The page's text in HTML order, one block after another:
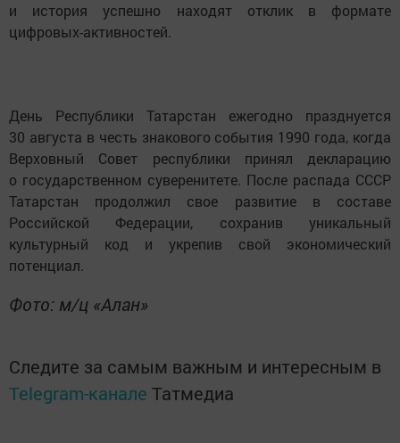
и история успешно находят отклик в формате
цифровых-активностей.
День Республики Татарстан ежегодно празднуется
30 августа в честь знакового события 1990 года, когда
Верховный Совет республики принял декларацию
о государственном суверенитете. После распада СССР
Татарстан продолжил свое развитие в составе
Российской Федерации, сохранив уникальный
культурный код и укрепив свой экономический
потенциал.
Фото: м/ц «Алан»
Следите за самым важным и интересным в
Telegram-канале Татмедиа